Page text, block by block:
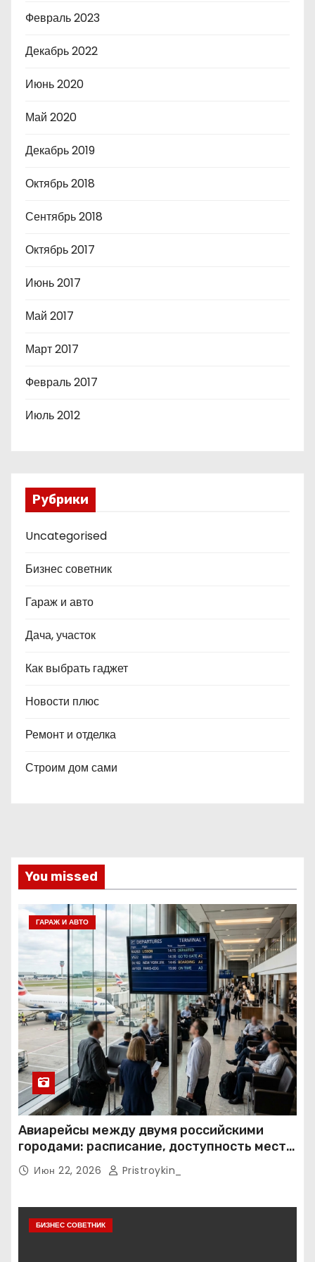
Февраль 2023
Декабрь 2022
Июнь 2020
Май 2020
Декабрь 2019
Октябрь 2018
Сентябрь 2018
Октябрь 2017
Июнь 2017
Май 2017
Март 2017
Февраль 2017
Июль 2012
Рубрики
Uncategorised
Бизнес советник
Гараж и авто
Дача, участок
Как выбрать гаджет
Новости плюс
Ремонт и отделка
Строим дом сами
You missed
ГАРАЖ И АВТО
Авиарейсы между двумя российскими
городами: расписание, доступность мест и
тарифные условия
Июн 22, 2026 Pristroykin_
БИЗНЕС СОВЕТНИК